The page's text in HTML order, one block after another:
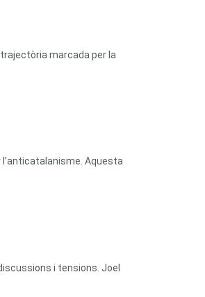
marcada per la
Aquesta
i tensions. Joel